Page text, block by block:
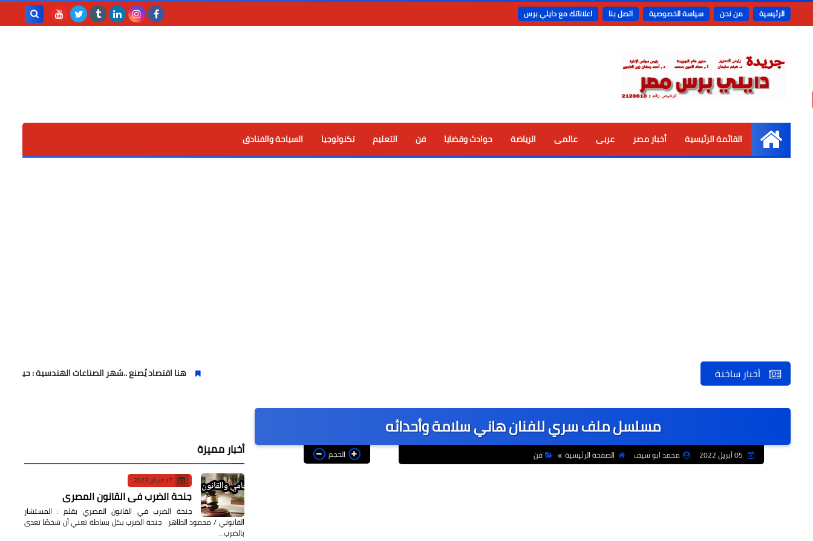
الرئيسية من نحن سياسة الخصوصية اتصل بنا اعلاناتك مع دايلي برس
الرئيسية
القائمة الرئيسية أخبار مصر عربى عالمى الرياضة حوادث وقضايا فن التعليم تكنولوجيا السياحة والفنادق
أخبار ساخنة هنا اقتصاد يُصنع ..شهر الصناعات الهندسية : حيث تتحول الفكرة إلى
مسلسل ملف سري للفنان هاني سلامة وأحداثه
محمد ابو سيف الصفحة الرئيسية فن الحجم أخبار مميزة
17 فبراير 2023
جنحة الضرب في القانون المصري
جنحة الضرب في القانون المصري بقلم : المستشار
القانوني / محمود الطاهر جنحة الضرب بكل بساطة تعني أن شخصًا تعدى
بالضرب…